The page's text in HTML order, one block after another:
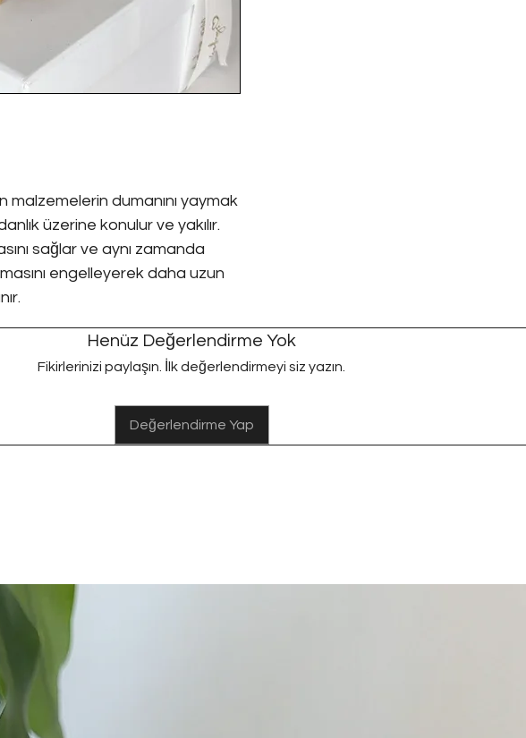
malzemelerin dumanını yaymak
üzerine konulur ve yakılır.
sağlar ve aynı zamanda
engelleyerek daha uzun
Henüz Değerlendirme Yok
Fikirlerinizi paylaşın. İlk değerlendirmeyi siz yazın.
Değerlendirme Yap